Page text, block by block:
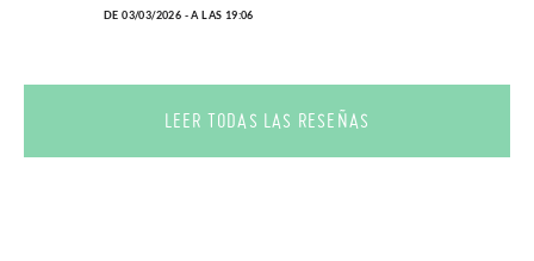
DE 03/03/2026 - A LAS 19:06
LEER TODAS LAS RESEÑAS